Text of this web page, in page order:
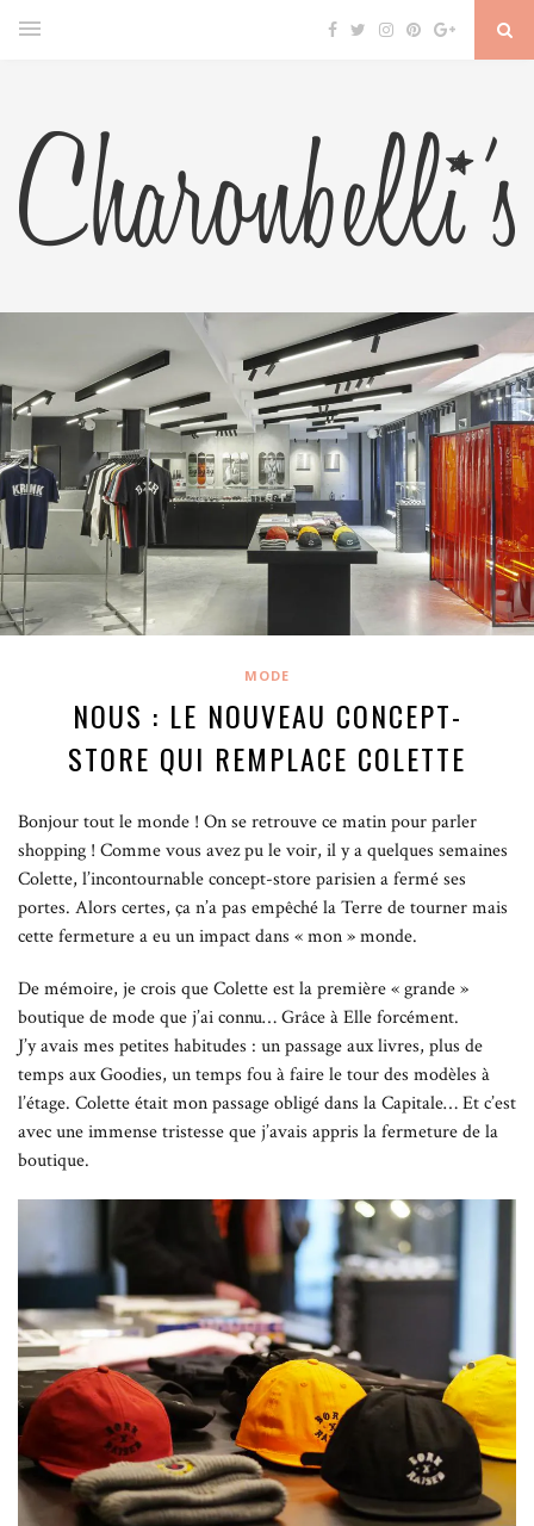
MODE
NOUS : LE NOUVEAU CONCEPT-
STORE QUI REMPLACE COLETTE
Bonjour tout le monde ! On se retrouve ce matin pour parler
shopping ! Comme vous avez pu le voir, il y a quelques semaines
Colette, l’incontournable concept-store parisien a fermé ses
portes. Alors certes, ça n’a pas empêché la Terre de tourner mais
cette fermeture a eu un impact dans « mon » monde.
De mémoire, je crois que Colette est la première « grande »
boutique de mode que j’ai connu… Grâce à Elle forcément.
J’y avais mes petites habitudes : un passage aux livres, plus de
temps aux Goodies, un temps fou à faire le tour des modèles à
l’étage. Colette était mon passage obligé dans la Capitale… Et c’est
avec une immense tristesse que j’avais appris la fermeture de la
boutique.